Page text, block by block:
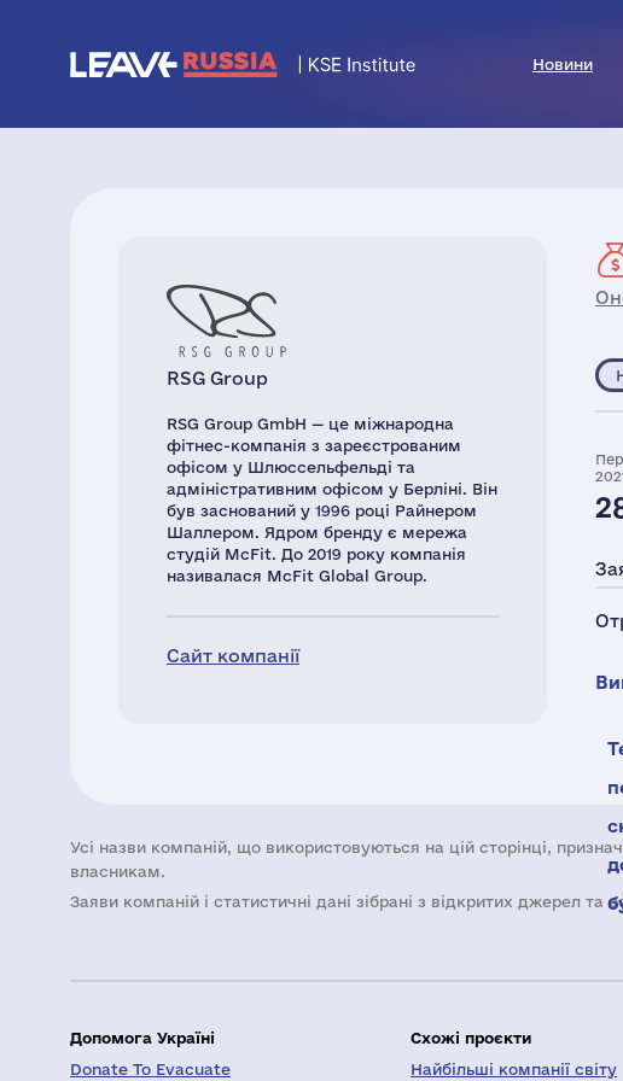
Новини
RSG Group
RSG Group GmbH — це міжнародна
фітнес-компанія з зареєстрованим
офісом у Шлюссельфельді та
адміністративним офісом у Берліні. Він
був заснований у 1996 році Райнером
Шаллером. Ядром бренду є мережа
студій McFit. До 2019 року компанія
називалася McFit Global Group.
Сайт компанії
Усі назви компаній, що використовуються на цій сторінці,
власникам.
Заяви компаній i статистичні дані зібрані з відкритих джерел та
Допомога Україні
Donate To Evacuate
Схожі проєкти
Найбільші компанії світу